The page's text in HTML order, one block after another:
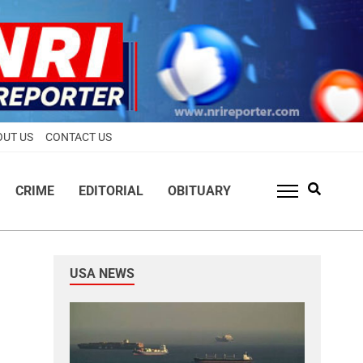
US CONTACT US
CRIME EDITORIAL OBITUARY
USA NEWS